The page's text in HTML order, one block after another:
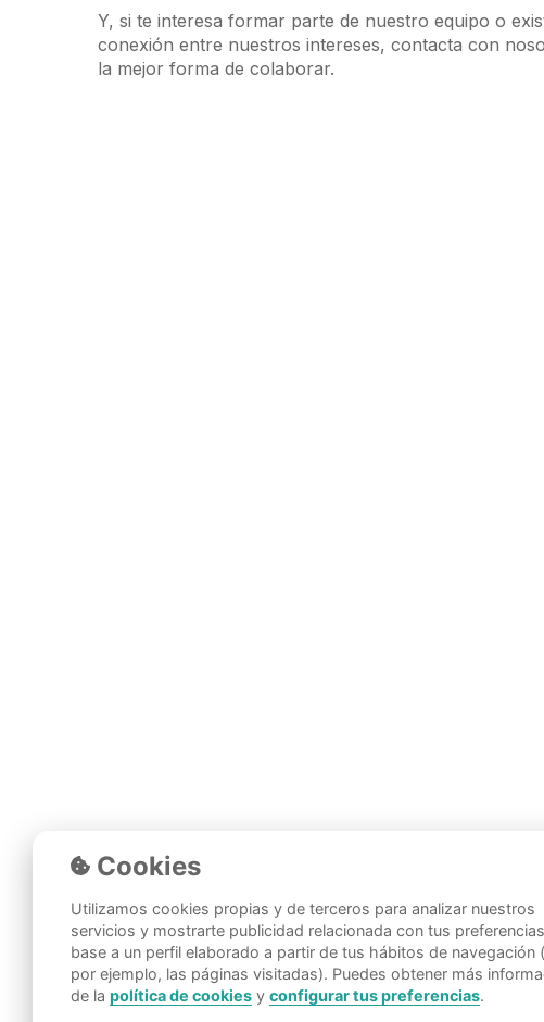
Y, si te interesa formar parte de nuestro equipo o
conexión entre nuestros intereses, contacta con
la mejor forma de colaborar.
Cookies
Utilizamos cookies propias y de terceros para analizar nuestros
servicios y mostrarte publicidad relacionada con tus
base a un perfil elaborado a partir de tus hábitos de navegación
por ejemplo, las páginas visitadas). Puedes obtener más
de lapolítica de cookies yconfigurar tus preferencias.